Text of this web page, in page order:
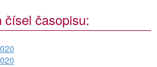
čísel časopisu: